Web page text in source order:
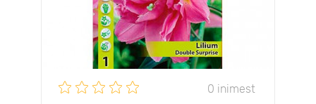
0 inimest